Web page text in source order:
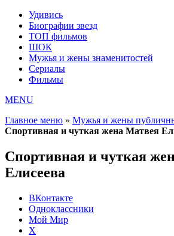
Удивись
Биографии звезд
ТОП фильмов
ШОК
Мужья и жены знаменитостей
Сериалы
Фильмы
MENU
Главное меню » Мужья и жены
Спортивная и чуткая жена Матвея
Спортивная и чуткая
Елисеева
ВКонтакте
Одноклассники
Мой Мир
X